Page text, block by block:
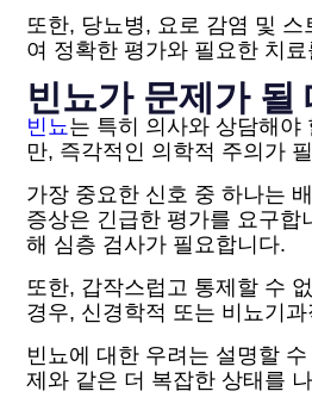
또한, 당뇨병, 요로 감염 및
여 정확한 평가와 필요한 치
빈뇨가 문제가 될
빈뇨는 특히 의사와 상담해야
만, 즉각적인 의학적 주의가
가장 중요한 신호 중 하나는
증상은 긴급한 평가를 요구합
해 심층 검사가 필요합니다.
또한, 갑작스럽고 통제할 수
경우, 신경학적 또는 비뇨기
빈뇨에 대한 우려는 설명할
제와 같은 더 복잡한 상태를